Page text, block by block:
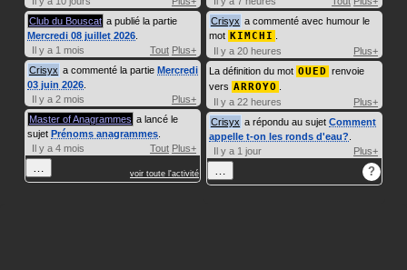
Club du Bouscat a publié la partie
Mercredi 08 juillet 2026
Il y a 1 mois
Tout Plus+
Crisyx a commenté la partie Mercredi
03 juin 2026
Il y a 2 mois
Plus+
Master of Anagrammes a lancé le
sujet Prénoms anagrammes
Il y a 4 mois
Tout Plus+
… voir toute l'activité
Crisyx a commenté avec humour le
mot KIMCHI
Il y a 20 heures
Plus+
La définition du mot OUED renvoie
vers ARROYO
Il y a 22 heures
Plus+
Crisyx a répondu au sujet Comment
appelle t-on les ronds d'eau?
Il y a 1 jour
Plus+
… ?